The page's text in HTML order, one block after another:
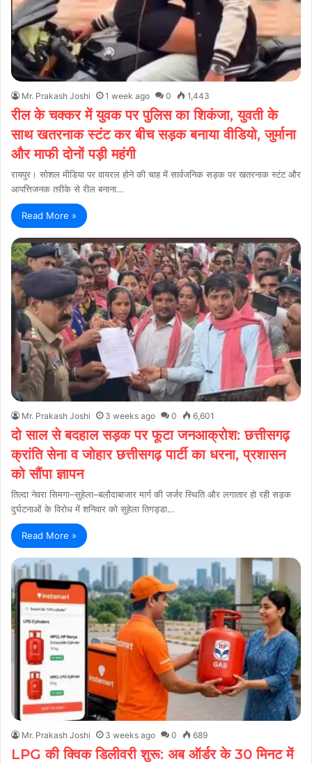
Mr. Prakash Joshi 1 week ago 0 1,443
रील के चक्कर में युवक पर पुलिस का शिकंजा, युवती के
साथ खतरनाक स्टंट कर बीच सड़क बनाया वीडियो, जुर्माना
और माफी दोनों पड़ी महंगी
रायपुर। सोशल मीडिया पर वायरल होने की चाह में सार्वजनिक सड़क पर खतरनाक स्टंट और
आपत्तिजनक तरीके से रील बनाना…
Read More »
Mr. Prakash Joshi 3 weeks ago 0 6,601
दो साल से बदहाल सड़क पर फूटा जनआक्रोश: छत्तीसगढ़
क्रांति सेना व जोहार छत्तीसगढ़ पार्टी का धरना, प्रशासन
को सौंपा ज्ञापन
तिल्दा नेवरा सिमगा–सुहेला–बलौदाबाजार मार्ग की जर्जर स्थिति और लगातार हो रही सड़क
दुर्घटनाओं के विरोध में शनिवार को सुहेला तिगड्डा…
Read More »
Mr. Prakash Joshi 3 weeks ago 0 689
LPG की क्विक डिलीवरी शुरू: अब ऑर्डर के 30 मिनट में